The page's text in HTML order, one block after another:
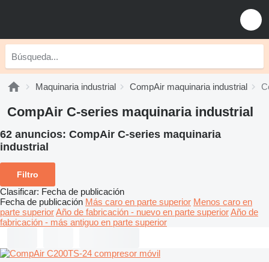
Maquinaria industrial CompAir maquinaria industrial
CompAir C-series maquinaria industrial
62 anuncios: CompAir C-series maquinaria
industrial
Filtro
Clasificar: Fecha de publicación
Fecha de publicación Más caro en parte superior Menos caro en
parte superiorAño de fabricación - nuevo en parte superiorAño de
fabricación - más antiguo en parte superior